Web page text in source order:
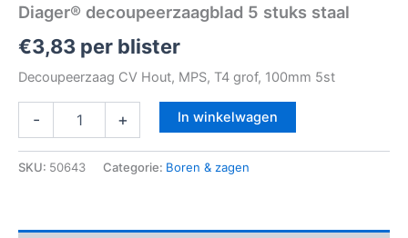
Diager® decoupeerzaagblad 5 stuks staal
€3,83 per blister
Decoupeerzaag CV Hout, MPS, T4 grof, 100mm 5st
- + In winkelwagen
SKU: 50643 Categorie: Boren & zagen